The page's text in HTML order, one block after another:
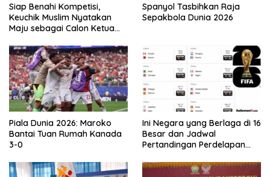
Siap Benahi Kompetisi,
Keuchik Muslim Nyatakan
Maju sebagai Calon Ketua
Spanyol Tasbihkan Raja
Sepakbola Dunia 2026
Piala Dunia 2026: Maroko
Bantai Tuan Rumah Kanada
3-0
Ini Negara yang Berlaga di 16
Besar dan Jadwal
Pertandingan Perdelapan